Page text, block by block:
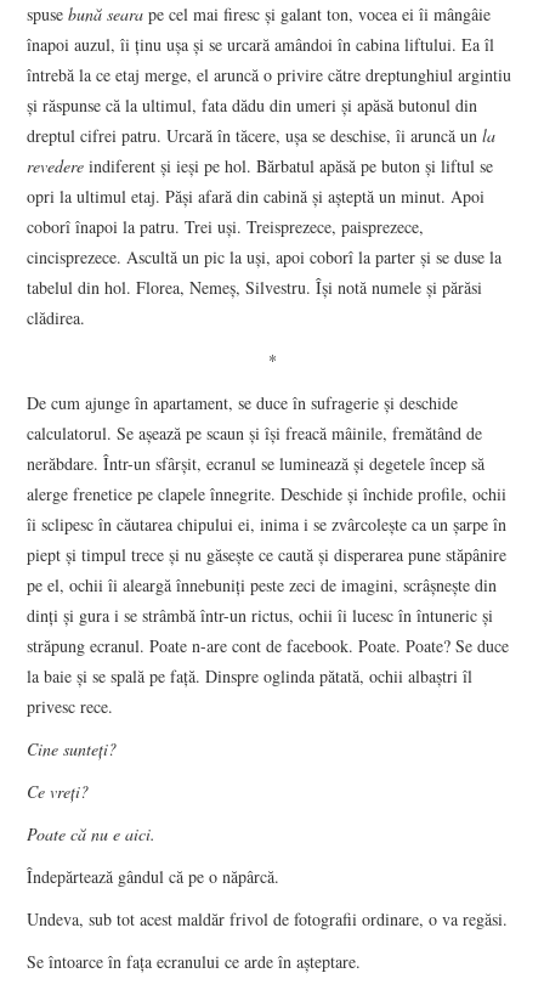
spusebună seara pe cel mai firesc şi galant ton, vocea ei îi mângâie
înapoi auzul, îi ţinu uşa şi se urcară amândoi în cabina liftului. Ea îl
întrebă la ce etaj merge, el aruncă o privire către dreptunghiul argintiu
şi răspunse că la ultimul, fata dădu din umeri şi apăsă butonul din
dreptul cifrei patru. Urcară în tăcere, uşa se deschise, îi aruncă unla
revedere indiferent şi ieşi pe hol. Bărbatul apăsă pe buton şi liftul se
opri la ultimul etaj. Păşi afară din cabină şi aşteptă un minut. Apoi
coborî înapoi la patru. Trei uşi. Treisprezece, paisprezece,
cincisprezece. Ascultă un pic la uşi, apoi coborî la parter şi se duse la
tabelul din hol. Florea, Nemeş, Silvestru. Îşi notă numele şi părăsi
clădirea.
*
De cum ajunge în apartament, se duce în sufragerie şi deschide
calculatorul. Se aşează pe scaun şi îşi freacă mâinile, fremătând de
nerăbdare. Într-un sfârşit, ecranul se luminează şi degetele încep să
alerge frenetice pe clapele înnegrite. Deschide şi închide profile, ochii
îi sclipesc în căutarea chipului ei, inima i se zvârcoleşte ca un şarpe în
piept şi timpul trece şi nu găseşte ce caută şi disperarea pune stăpânire
pe el, ochii îi aleargă înnebuniţi peste zeci de imagini, scrâşneşte din
dinţi şi gura i se strâmbă într-un rictus, ochii îi lucesc în întuneric şi
străpung ecranul. Poate n-are cont de facebook. Poate. Poate? Se duce
la baie şi se spală pe faţă. Dinspre oglinda pătată, ochii albaştri îl
privesc rece.
Cine sunteţi?
Ce vreţi?
Poate că nu e aici.
Îndepărtează gândul că pe o năpârcă.
Undeva, sub tot acest maldăr frivol de fotografii ordinare, o va regăsi.
Se întoarce în faţa ecranului ce arde în aşteptare.